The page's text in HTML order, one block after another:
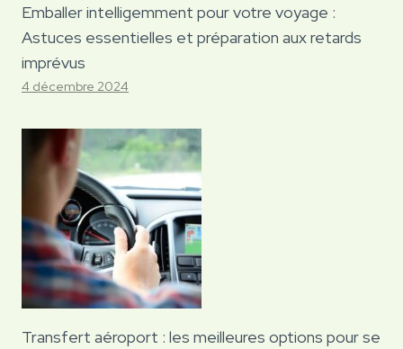
Emballer intelligemment pour votre voyage :
Astuces essentielles et préparation aux retards
imprévus
4 décembre 2024
Transfert aéroport : les meilleures options pour se